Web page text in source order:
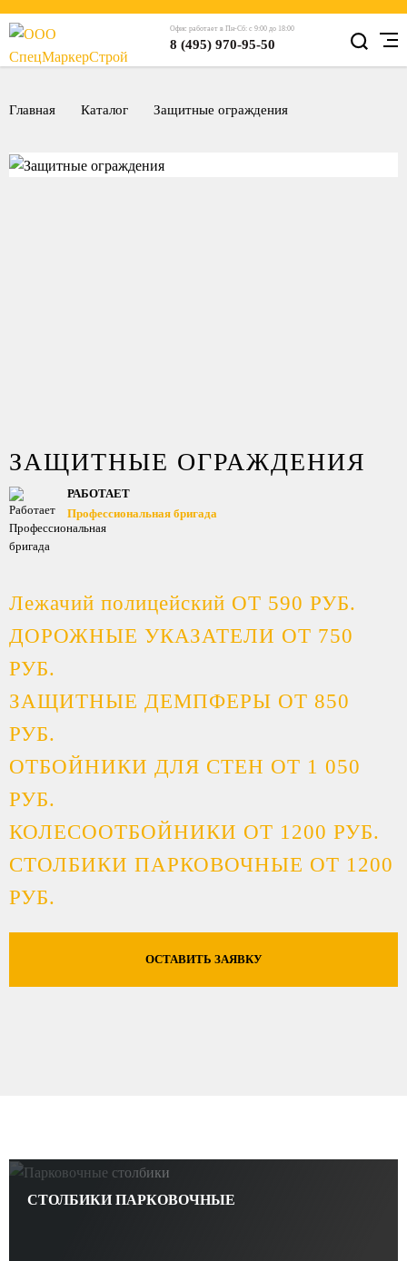
Офис работает в Пн-Сб: с 9:00 до 18:00
8 (495) 970-95-50
Главная Каталог Защитные ограждения
ЗАЩИТНЫЕ ОГРАЖДЕНИЯ
РАБОТАЕТ
Профессиональная бригада
Лежачий полицейский ОТ 590 РУБ.
ДОРОЖНЫЕ УКАЗАТЕЛИ ОТ 750
РУБ.
ЗАЩИТНЫЕ ДЕМПФЕРЫ ОТ 850
РУБ.
ОТБОЙНИКИ ДЛЯ СТЕН ОТ 1 050
РУБ.
КОЛЕСООТБОЙНИКИ ОТ 1200 РУБ.
СТОЛБИКИ ПАРКОВОЧНЫЕ ОТ 1200
РУБ.
ОСТАВИТЬ ЗАЯВКУ
СТОЛБИКИ ПАРКОВОЧНЫЕ